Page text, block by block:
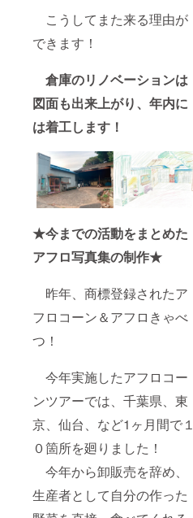
こうしてまた来る理由が
できます！
倉庫のリノベーションは
図面も出来上がり、年内に
は着工します！
★今までの活動をまとめた
アフロ写真集の制作★
昨年、商標登録されたア
フロコーン＆アフロきゃべ
つ！
今年実施したアフロコー
ンツアーでは、千葉県、東
京、仙台、など1ヶ月間で１
０箇所を廻りました！
今年から卸販売を辞め、
生産者として自分の作った